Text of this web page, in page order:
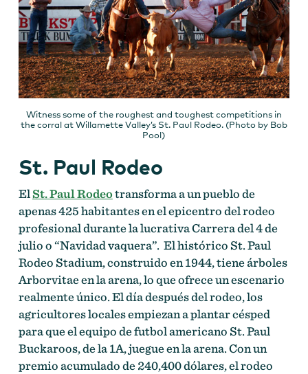
Witness some of the roughest and toughest competitions in
the corral at Willamette Valley’s St. Paul Rodeo. (Photo by Bob
Pool)
St. Paul Rodeo
ElSt. Paul Rodeotransforma a un pueblo de
apenas 425 habitantes en el epicentro del rodeo
profesional durante la lucrativa Carrera del 4 de
julio o “Navidad vaquera”. El histórico St. Paul
Rodeo Stadium, construido en 1944, tiene árboles
Arborvitae en la arena, lo que ofrece un escenario
realmente único. El día después del rodeo, los
agricultores locales empiezan a plantar césped
para que el equipo de futbol americano St. Paul
Buckaroos, de la 1A, juegue en la arena. Con un
premio acumulado de 240,400 dólares, el rodeo